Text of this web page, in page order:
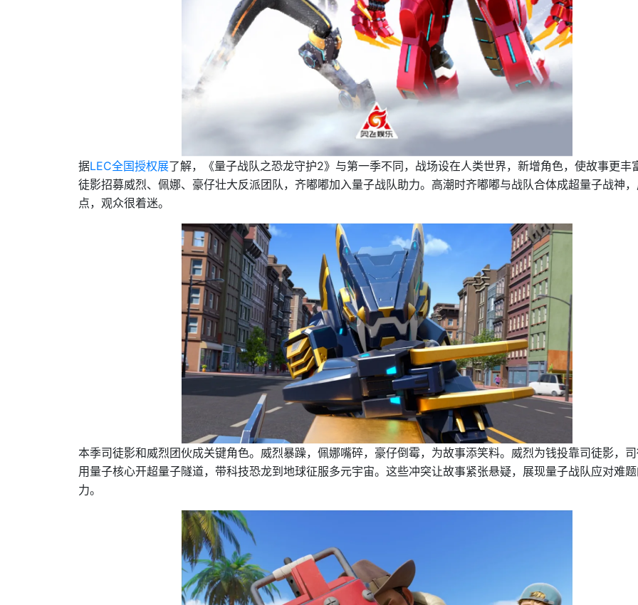
据LEC全国授权展了解，《量子战队之恐龙守护2》与第一季不同，战场设在人类世界，新增角色，使故事更丰
徒影招募威烈、佩娜、豪仔壮大反派团队，齐嘟嘟加入量子战队助力。高潮时齐嘟嘟与战队合体成超量子战神
点，观众很着迷。
本季司徒影和威烈团伙成关键角色。威烈暴躁，佩娜嘴碎，豪仔倒霉，为故事添笑料。威烈为钱投靠司徒影，
用量子核心开超量子隧道，带科技恐龙到地球征服多元宇宙。这些冲突让故事紧张悬疑，展现量子战队应对难
力。